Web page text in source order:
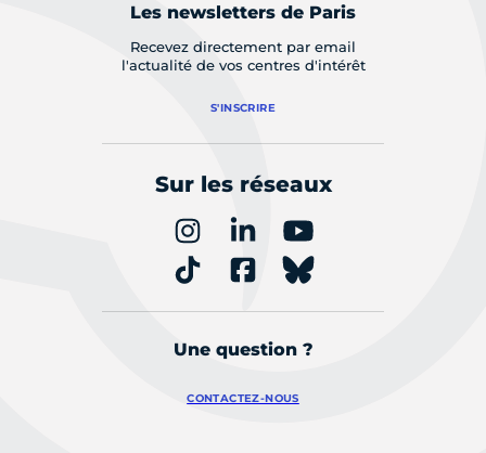
Les newsletters de Paris
Recevez directement par email
l'actualité de vos centres d'intérêt
S'INSCRIRE
Sur les réseaux
Une question ?
CONTACTEZ-NOUS